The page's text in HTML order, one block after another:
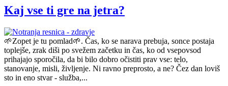
Kaj vse ti gre na jetra?
🌱Zopet je tu pomlad🌱. Čas, ko se narava prebuja, sonce postaja
toplejše, zrak diši po svežem začetku in čas, ko od vsepovsod
prihajajo sporočila, da bi bilo dobro očistiti prav vse: telo,
stanovanje, misli, življenje. Ni ravno preprosto, a ne? Čez dan loviš
sto in eno stvar - služba,...